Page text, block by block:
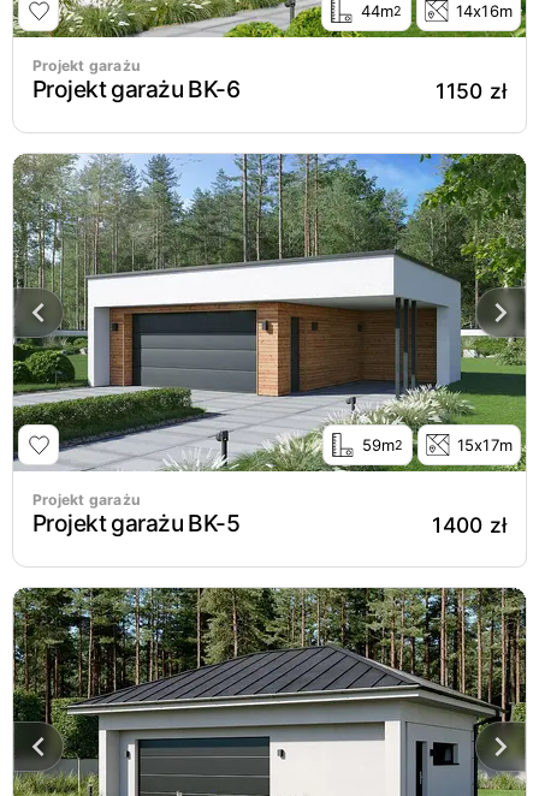
44m2 14x16m
Projekt garażu
Projekt garażu BK-6 1150 zł
59m2 15x17m
Projekt garażu
Projekt garażu BK-5 1400 zł